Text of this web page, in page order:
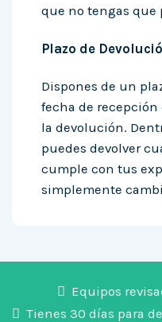
que no tengas que
Plazo de
Dispones de un
fecha de
la devolución.
puedes devolver
cumple con tus
simplemente
Equipos
Tienes 30 días para